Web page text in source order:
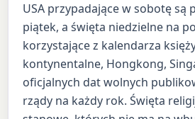
USA przypadające w sobotę są
piątek, a święta niedzielne na
korzystające z kalendarza
kontynentalne, Hongkong,
oficjalnych dat wolnych
rządy na każdy rok. Święta